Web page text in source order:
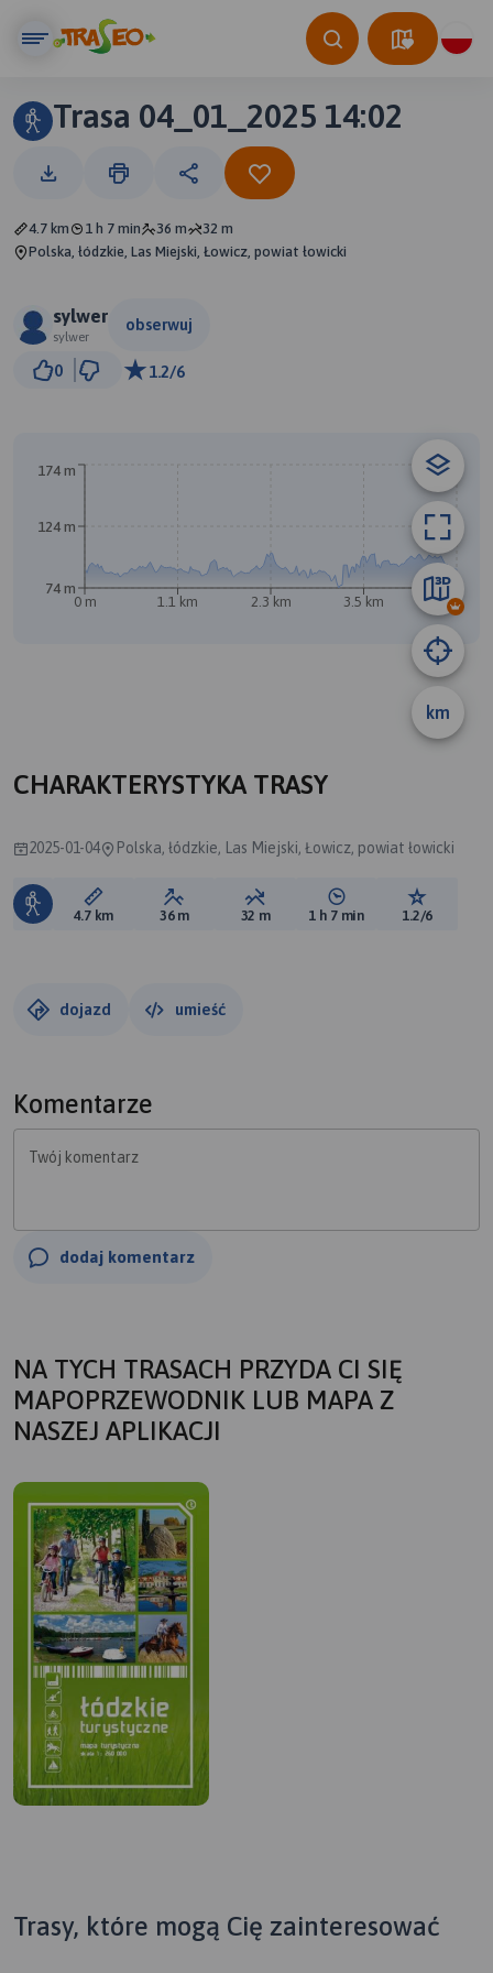
Trasa 04_01_2025 14:02
4.7 km 1 h 7 min 36 m
32 m
Polska, łódzkie, Las Miejski, Łowicz, powiat łowicki
sylwer
sylwer
obserwuj
0 1.2/6
km
0 m 1.1 km 2.3 km 3.5 km 4.7 km
74 m
124 m
174 m
CHARAKTERYSTYKA TRASY
2025-01-04 Polska, łódzkie, Las Miejski, Łowicz, powiat łowicki
Długość trasy:
4.7 km Suma przewyższeń:
36 m Suma spadków:
32 m Średni czas potrzebny
1 h 7 min Ocena
1.2/6
dojazd umieść
Komentarze
Twój komentarz
dodaj komentarz
NA TYCH TRASACH PRZYDA CI SIĘ
MAPOPRZEWODNIK LUB MAPA Z
NASZEJ APLIKACJI
Trasy, które mogą Cię zainteresować